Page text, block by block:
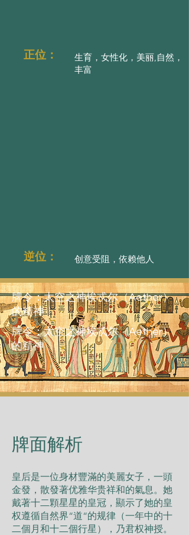
正位：
生育，女性化，美丽,自然，
丰富
逆位： 创意受阻，依赖他人
牌令：太空之神埃忒尔（Aether）
的精神
牌令：太空之神埃忒尔（Aether）
的精神
​牌面解析
皇后是一位身材豐滿的美麗女子，一頭
金發，散發著优雅华贵祥和的氣息。她
戴著十二顆星星的皇冠，顯示了她的皇
权遵循自然界“道“的规律（一年中的十
二個月和十二個行星），乃君权神授。